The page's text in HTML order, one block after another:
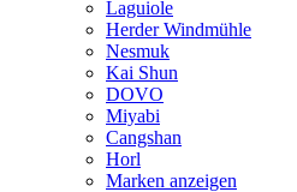
Laguiole
Herder Windmühle
Nesmuk
Kai Shun
DOVO
Miyabi
Cangshan
Horl
Marken anzeigen